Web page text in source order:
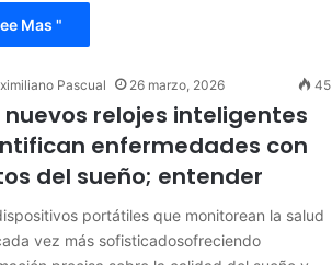
Mas "
Pascual 26 marzo, 2026 45
nuevos relojes inteligentes
enfermedades con
del sueño; entender
portátiles que monitorean la salud
vez más sofisticadosofreciendo